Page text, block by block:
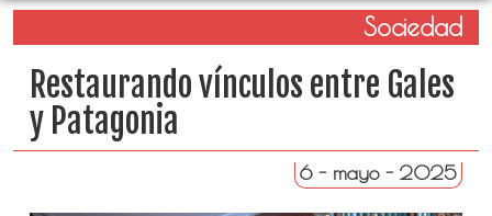
Sociedad
Restaurando vínculos entre Gales
y Patagonia
6 - mayo - 2025